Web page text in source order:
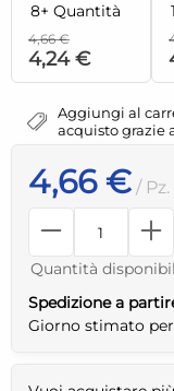
8+ Quantità
4,66 €
4,24 €
Aggiungi al
acquisto grazie
4,66 € /
Quantità
Spedizione a
Giorno stimato